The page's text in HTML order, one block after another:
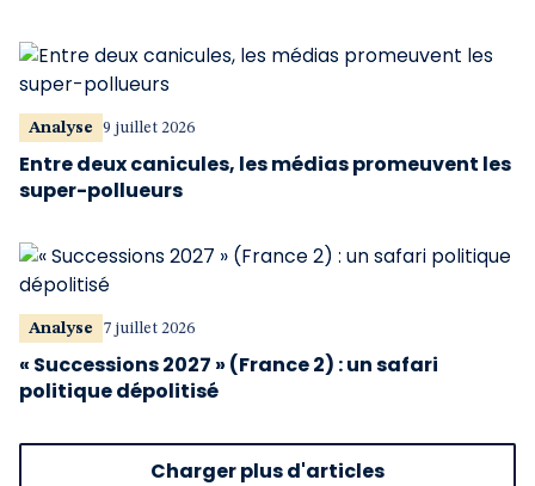
Analyse 9 juillet 2026
Entre deux canicules, les médias promeuvent les
super-pollueurs
Analyse 7 juillet 2026
« Successions 2027 » (France 2) : un safari
politique dépolitisé
Charger plus d'articles